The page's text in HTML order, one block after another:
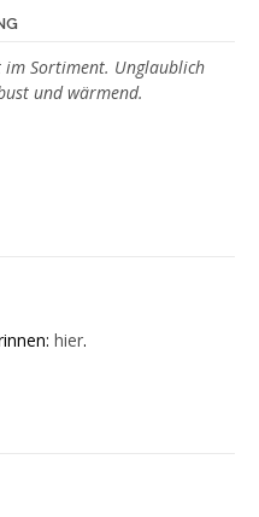
im Sortiment. Unglaublich
und wärmend.
hier.